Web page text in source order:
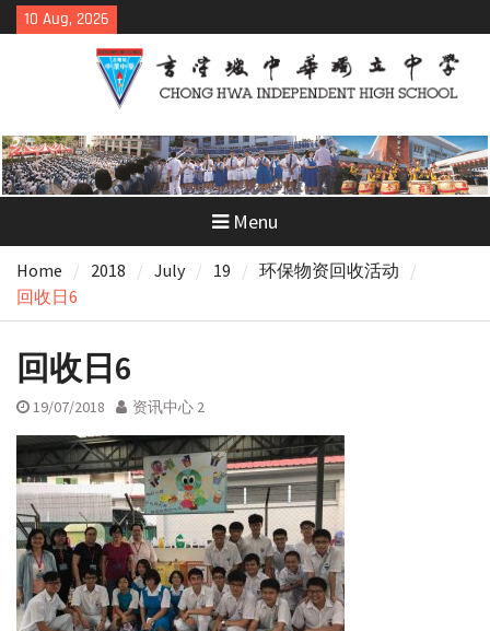
Skip
to
10 Aug, 2026
Menu
Home 2018 July 19
环保物资回收活动
回收日6
回收日6
19/07/2018 资讯中心 2